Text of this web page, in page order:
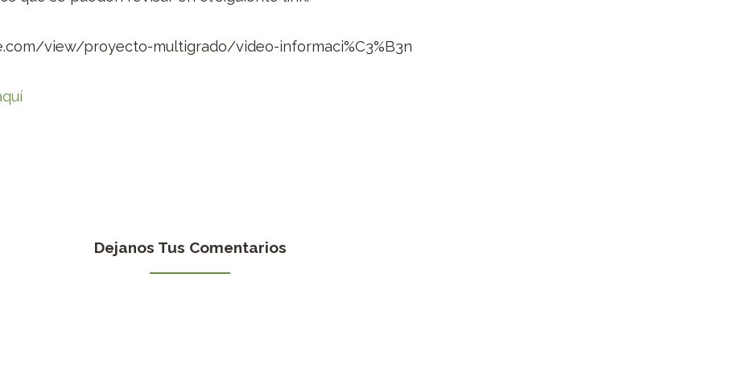
view/proyecto-multigrado/video-informaci%C3%B3n
Dejanos Tus Comentarios